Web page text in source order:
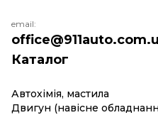
Каталог
Автохімія, мастила
Двигун (навісне
email: